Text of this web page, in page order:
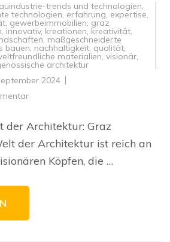
trends und technologien,
technologien, erfahrung, expertise,
, gewerbeimmobilien, graz
, innovativ, kreationen, kreativität,
, maßgeschneiderte
bauen, nachhaltigkeit, qualität,
materialien, visionär,
architektur
2024
zu
Die
Meisterwerke
Graz
der Architektur: Graz
der Architektur ist reich an
Köpfen, die …